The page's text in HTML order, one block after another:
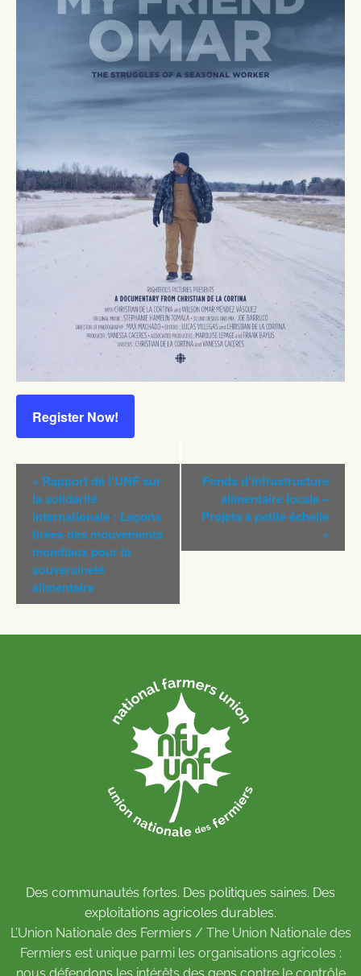
Register Now!
Navigation
Évènement
« Rapport de l’UNF sur
la solidarité
internationale : Leçons
tirées des mouvements
mondiaux pour la
souveraineté
alimentaire
Fonds d’infrastructure
alimentaire locale –
Projets à petite échelle
»
Des communautés fortes. Des politiques saines. Des
exploitations agricoles durables.
L’Union Nationale des Fermiers / The Union Nationale des
Fermiers est unique parmi les organisations agricoles :